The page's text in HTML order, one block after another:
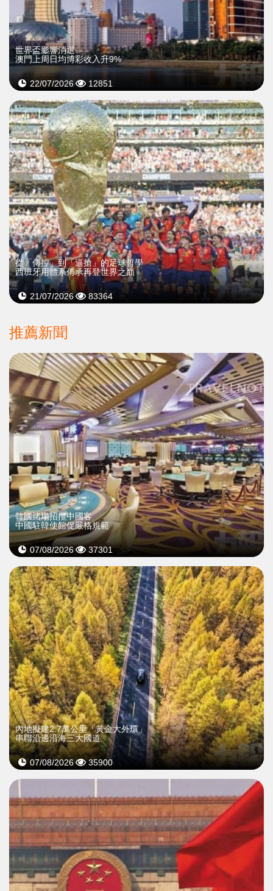
世界盃影響消退
澳門上周日均博彩收入升9%
22/07/2026 12851
從「傳控」到「逼搶」的足球哲學
西班牙用體系傳承再登世界之巔
21/07/2026 83364
推薦新聞
韓國賭場招攬中國客
中國駐韓使館促嚴格規範
07/08/2026 37301
內地擬建2.7萬公里「黃金大外環」
串聯沿邊沿海三大國道
07/08/2026 35900